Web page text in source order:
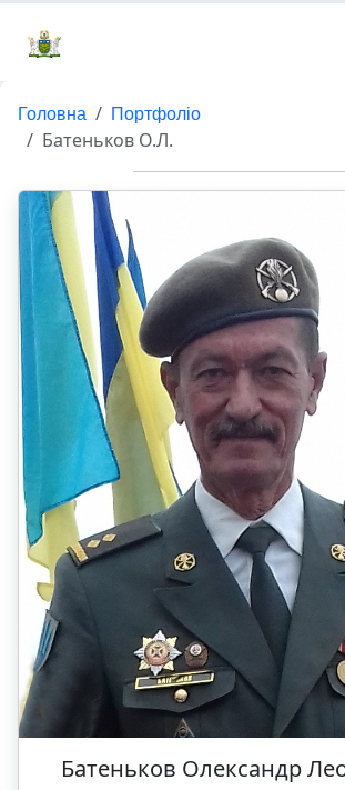
Головна Портфоліо
Батеньков О.Л.
Батеньков Олександр